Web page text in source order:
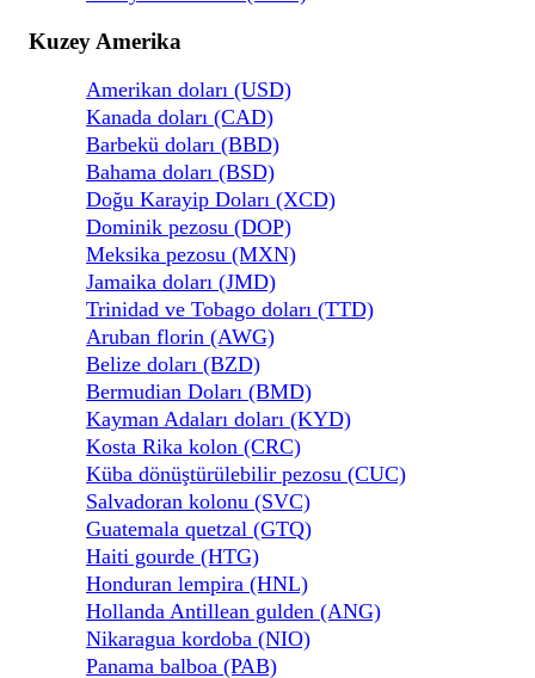
Kuzey Amerika
Amerikan doları (USD)
Kanada doları (CAD)
Barbekü doları (BBD)
Bahama doları (BSD)
Doğu Karayip Doları (XCD)
Dominik pezosu (DOP)
Meksika pezosu (MXN)
Jamaika doları (JMD)
Trinidad ve Tobago doları (TTD)
Aruban florin (AWG)
Belize doları (BZD)
Bermudian Doları (BMD)
Kayman Adaları doları (KYD)
Kosta Rika kolon (CRC)
Küba dönüştürülebilir pezosu (CUC)
Salvadoran kolonu (SVC)
Guatemala quetzal (GTQ)
Haiti gourde (HTG)
Honduran lempira (HNL)
Hollanda Antillean gulden (ANG)
Nikaragua kordoba (NIO)
Panama balboa (PAB)